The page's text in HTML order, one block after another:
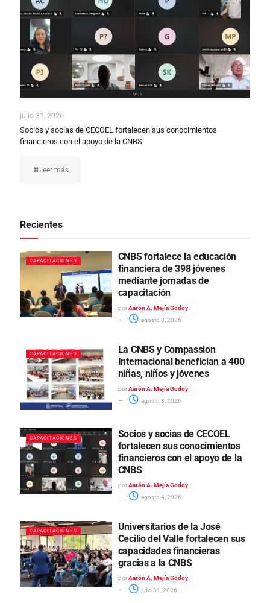
julio 31, 2026
Socios y socias de CECOEL fortalecen sus conocimientos
financieros con el apoyo de la CNBS
Leer más
Recientes
CAPACITACIONES
CNBS fortalece la educación
financiera de 398 jóvenes
mediante jornadas de
capacitación
por Aarón A. Mejía Godoy
agosto 3, 2026
CAPACITACIONES
La CNBS y Compassion
Internacional benefician a 400
niñas, niños y jóvenes
por Aarón A. Mejía Godoy
agosto 3, 2026
CAPACITACIONES
Socios y socias de CECOEL
fortalecen sus conocimientos
financieros con el apoyo de la
CNBS
por Aarón A. Mejía Godoy
agosto 4, 2026
CAPACITACIONES
Universitarios de la José
Cecilio del Valle fortalecen sus
capacidades financieras
gracias a la CNBS
por Aarón A. Mejía Godoy
julio 31, 2026